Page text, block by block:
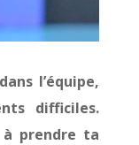
l’équipe,
difficiles.
à prendre ta